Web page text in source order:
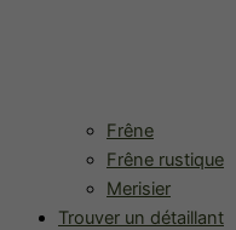
Frêne
Frêne rustique
Merisier
Trouver un détaillant